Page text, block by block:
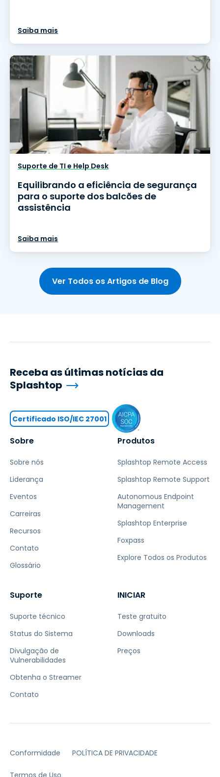
Saiba mais
Suporte de TI e Help Desk
Equilibrando a eficiência de segurança
para o suporte dos balcões de
assistência
Saiba mais
Ver Todos os Artigos de Blog
Sobre
Sobre nós
Liderança
Eventos
Carreiras
Recursos
Contato
Glossário
Produtos
Splashtop Remote Access
Splashtop Remote Support
Autonomous Endpoint
Management
Splashtop Enterprise
Foxpass
Explore Todos os Produtos
Suporte
Suporte técnico
Status do Sistema
Divulgação de
Vulnerabilidades
Obtenha o Streamer
Contato
INICIAR
Teste gratuito
Downloads
Preços
Receba as últimas notícias da
Splashtop
Certificado ISO/IEC 27001
Conformidade POLÍTICA DE PRIVACIDADE
Termos de Uso